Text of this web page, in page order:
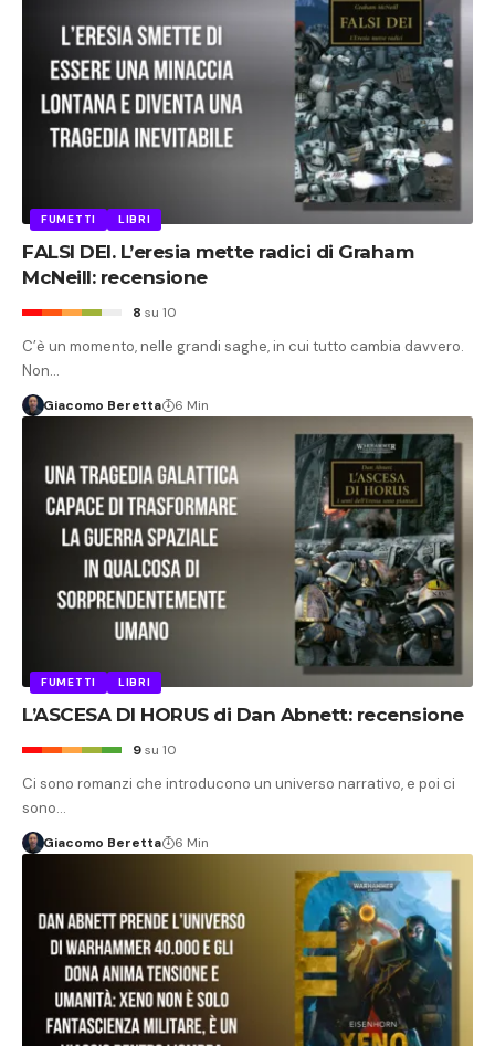
FUMETTI LIBRI
FALSI DEI. L’eresia mette radici di Graham
McNeill: recensione
8 su 10
C’è un momento, nelle grandi saghe, in cui tutto cambia davvero.
Non…
Giacomo Beretta 6 Min
FUMETTI LIBRI
L’ASCESA DI HORUS di Dan Abnett: recensione
9su 10
Ci sono romanzi che introducono un universo narrativo, e poi ci
sono…
Giacomo Beretta 6 Min